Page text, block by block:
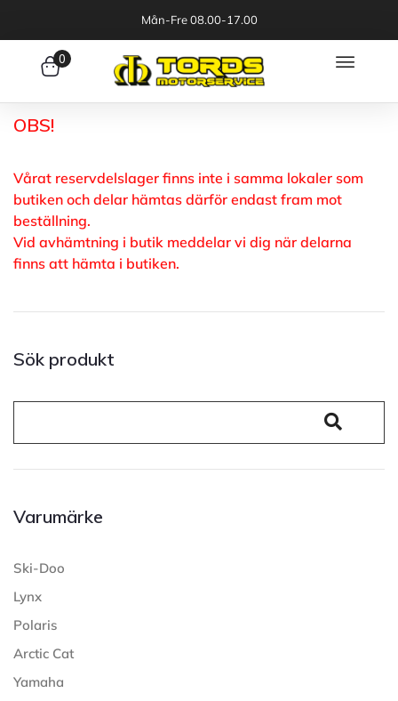
Mån-Fre 08.00-17.00
0
OBS!
Vårat reservdelslager finns inte i samma lokaler som
butiken och delar hämtas därför endast fram mot
beställning.
Vid avhämtning i butik meddelar vi dig när delarna
finns att hämta i butiken.
Sök produkt
Varumärke
Ski-Doo
Lynx
Polaris
Arctic Cat
Yamaha